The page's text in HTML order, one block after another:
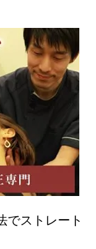
でストレート